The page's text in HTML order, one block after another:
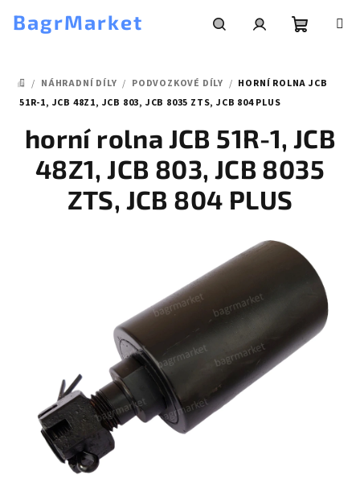
BagrMarket
DOMŮ
/ NÁHRADNÍ DÍLY / PODVOZKOVÉ DÍLY / HORNÍ ROLNA JCB
51R-1, JCB 48Z1, JCB 803, JCB 8035 ZTS, JCB 804 PLUS
horní rolna JCB 51R-1, JCB
48Z1, JCB 803, JCB 8035
ZTS, JCB 804 PLUS